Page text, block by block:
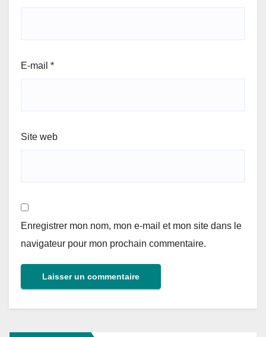
E-mail *
Site web
Enregistrer mon nom, mon e-mail et mon site dans le
navigateur pour mon prochain commentaire.